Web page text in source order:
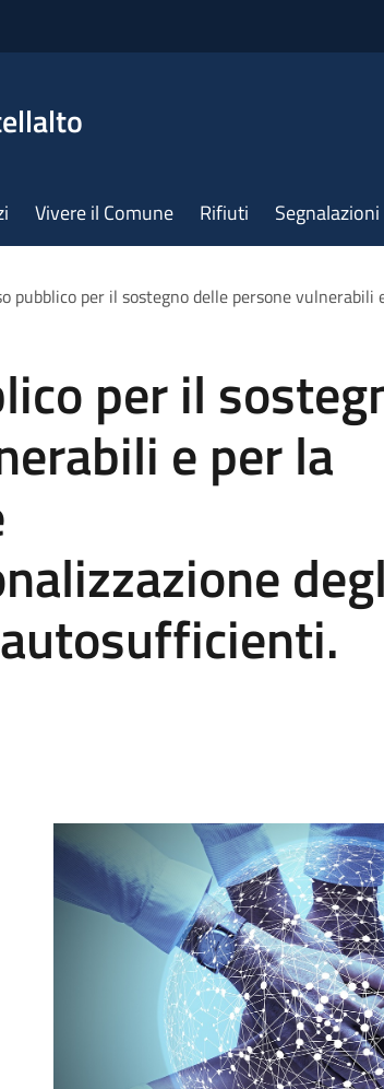
Vivere il Comune Rifiuti Segnalazioni
pubblico per il sostegno delle persone
per il
e per la